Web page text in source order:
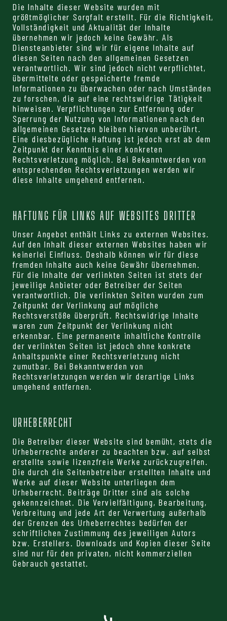
Die Inhalte dieser Website wurden mit
größtmöglicher Sorgfalt erstellt. Für die Richtigkeit,
Vollständigkeit und Aktualität der Inhalte
übernehmen wir jedoch keine Gewähr. Als
Diensteanbieter sind wir für eigene Inhalte auf
diesen Seiten nach den allgemeinen Gesetzen
verantwortlich. Wir sind jedoch nicht verpflichtet,
übermittelte oder gespeicherte fremde
Informationen zu überwachen oder nach Umständen
zu forschen, die auf eine rechtswidrige Tätigkeit
hinweisen. Verpflichtungen zur Entfernung oder
Sperrung der Nutzung von Informationen nach den
allgemeinen Gesetzen bleiben hiervon unberührt.
Eine diesbezügliche Haftung ist jedoch erst ab dem
Zeitpunkt der Kenntnis einer konkreten
Rechtsverletzung möglich. Bei Bekanntwerden von
entsprechenden Rechtsverletzungen werden wir
diese Inhalte umgehend entfernen.
HAFTUNG FÜR LINKS AUF WEBSITES DRITTER
Unser Angebot enthält Links zu externen Websites.
Auf den Inhalt dieser externen Websites haben wir
keinerlei Einfluss. Deshalb können wir für diese
fremden Inhalte auch keine Gewähr übernehmen.
Für die Inhalte der verlinkten Seiten ist stets der
jeweilige Anbieter oder Betreiber der Seiten
verantwortlich. Die verlinkten Seiten wurden zum
Zeitpunkt der Verlinkung auf mögliche
Rechtsverstöße überprüft. Rechtswidrige Inhalte
waren zum Zeitpunkt der Verlinkung nicht
erkennbar. Eine permanente inhaltliche Kontrolle
der verlinkten Seiten ist jedoch ohne konkrete
Anhaltspunkte einer Rechtsverletzung nicht
zumutbar. Bei Bekanntwerden von
Rechtsverletzungen werden wir derartige Links
umgehend entfernen.
URHEBERRECHT
Die Betreiber dieser Website sind bemüht, stets die
Urheberrechte anderer zu beachten bzw. auf selbst
erstellte sowie lizenzfreie Werke zurückzugreifen.
Die durch die Seitenbetreiber erstellten Inhalte und
Werke auf dieser Website unterliegen dem
Urheberrecht. Beiträge Dritter sind als solche
gekennzeichnet. Die Vervielfältigung, Bearbeitung,
Verbreitung und jede Art der Verwertung außerhalb
der Grenzen des Urheberrechtes bedürfen der
schriftlichen Zustimmung des jeweiligen Autors
bzw. Erstellers. Downloads und Kopien dieser Seite
sind nur für den privaten, nicht kommerziellen
Gebrauch gestattet.